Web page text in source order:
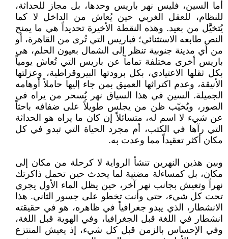
أما السين، فليس نهر باريس وحدها، بل مجاز للحداثة،
للنظام، للعقل الغربي حين يُعاش من الداخل لا كما
يُتخيَّل من بعيد. وهذه النقطة الأخيرة تحديداً هي ما يمنح
النص طابعه الاستثنائي؛ فباريس التي تُرى من القاهرة، أو
من أي مدينة جنوبية تنظر إلى الشمال بعيون الحلم، هي
باريس أخرى مختلفة تماماً عن باريس التي تُعاش يومياً
بكل ثقلها الاعتيادي، بكل برودتها البيروقراطية، وعزلتها
الأنيقة، وعدم اكتراثها العميق بمن جاء إليها حاملاً أوهامه
الجميلة. السين في هذا السياق نهر يُسحر من يراه في
الصور، ويُخيّب ظن من يجلس طويلاً على ضفافه باحثاً
عن شيء لا اسم له، متسائلاً إن كان ما يراه هو الحداثة
التي رآها في الكتب، أم مجرد الحياة التي تبدو في كل
مكان أكثر تعقيداً مما وعدت به.
وبين هذين النهرين تنشأ الرواية لا كرحلة من مكان إلى
مكان، بل كمساءلة مضنية لما يحدث حين تحمل ذاكرتك
نهراً وتعيش بجانب نهر آخر، حين يظل الماء الأول يجري
تحت كل شيء، حتى وأنت تخطو على جسور الثاني. هذا
الانشطار، الذي يبدو جغرافياً في ظاهره، هو في حقيقته
انشطار في اللغة قبل الجغرافيا، وفي الهوية قبل اللغة،
وفي الإحساس بالزمن قبل كل شيء، إذ يعيش المنتزع